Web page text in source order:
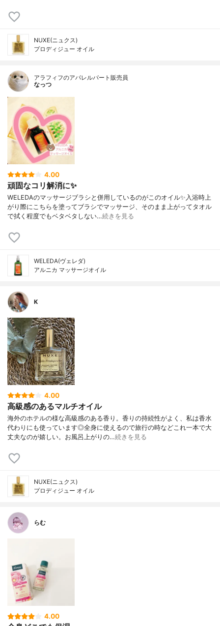
NUXE(ニュクス)
プロディジュー オイル
アラフィフのアパレルパート販売員
なっつ
4.00
頑固なコリ解消に✨
WELEDAのマッサージブラシと併用しているのがこのオイル✨入浴時上
がり際にこちらを塗ってブラシでマッサージ、そのまま上がってタオル
で拭く程度でもベタベタしない…続きを見る
WELEDA(ヴェレダ)
アルニカ マッサージオイル
K
4.00
高級感のあるマルチオイル
海外のホテルの様な高級感のある香り。香りの持続性がよく、私は香水
代わりにも使っています◎全身に使えるので旅行の時などこれ一本で大
丈夫なのが嬉しい。お風呂上がりの…続きを見る
NUXE(ニュクス)
プロディジュー オイル
らむ
4.00